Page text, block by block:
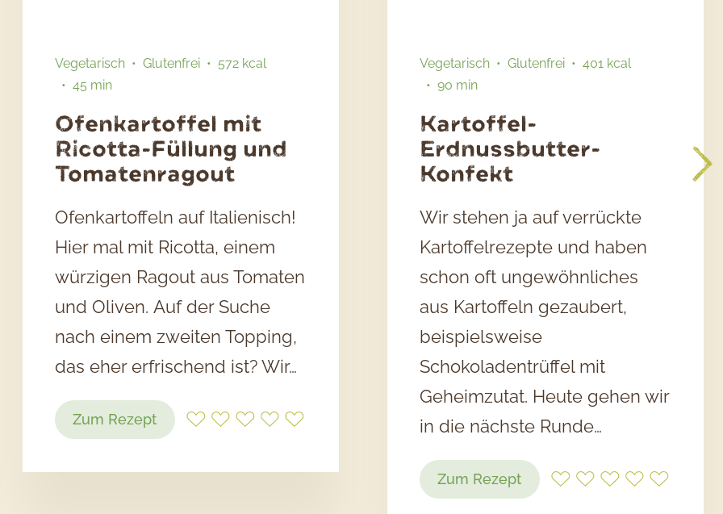
Vegetarisch Glutenfrei
572 kcal
45 min
Ofenkartoffel mit
Ricotta-Füllung und
Tomatenragout
Ofenkartoffeln auf Italienisch!
Hier mal mit Ricotta, einem
würzigen Ragout aus Tomaten
und Oliven. Auf der Suche
nach einem zweiten Topping,
das eher erfrischend ist? Wir…
Zum Rezept:
Ofenkartoffel
Vegetarisch Glutenfrei
401 kcal
90 min
Kartoffel-
Erdnussbutter-
Konfekt
Wir stehen ja auf verrückte
Kartoffelrezepte und haben
schon oft ungewöhnliches
aus Kartoffeln gezaubert,
beispielsweise
Schokoladentrüffel mit
Geheimzutat. Heute gehen wir
in die nächste Runde…
Zum Rezept:
Kartoffel-